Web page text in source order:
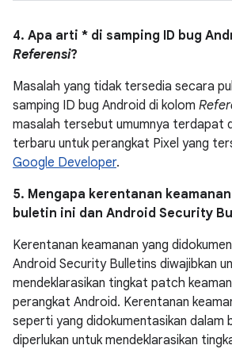
4. Apa arti * di samping ID bug
Referensi?
Masalah yang tidak tersedia secara
samping ID bug Android di kolom
masalah tersebut umumnya terdapat
terbaru untuk perangkat Pixel yang
Google Developer.
5. Mengapa kerentanan
buletin ini dan Android Security
Kerentanan keamanan yang
Android Security Bulletins diwajibkan
mendeklarasikan tingkat patch
perangkat Android. Kerentanan
seperti yang didokumentasikan dalam
diperlukan untuk mendeklarasikan